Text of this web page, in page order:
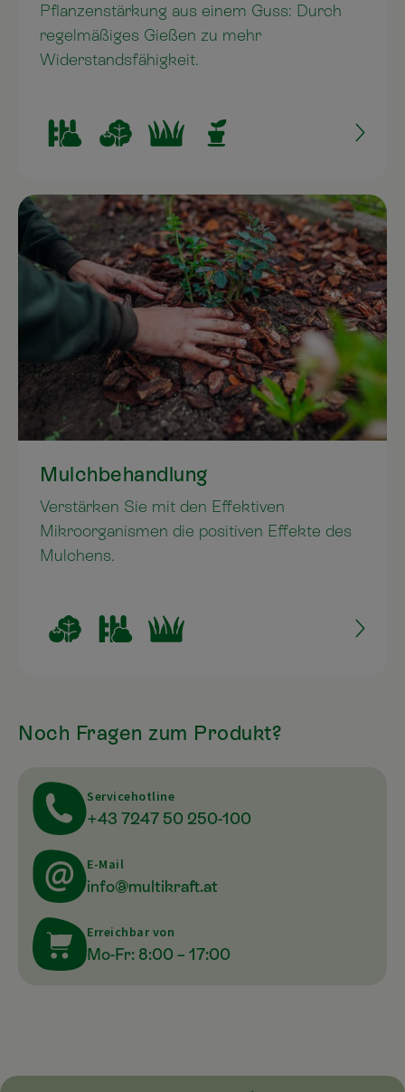
Pflanzenstärkung aus einem Guss: Durch
regelmäßiges Gießen zu mehr
Widerstandsfähigkeit.
Mulchbehandlung
Verstärken Sie mit den Effektiven
Mikroorganismen die positiven Effekte des
Mulchens.
Noch Fragen zum Produkt?
Servicehotline
+43 7247 50 250-100
E-Mail
info@multikraft.at
Erreichbar von
Mo-Fr: 8:00 – 17:00